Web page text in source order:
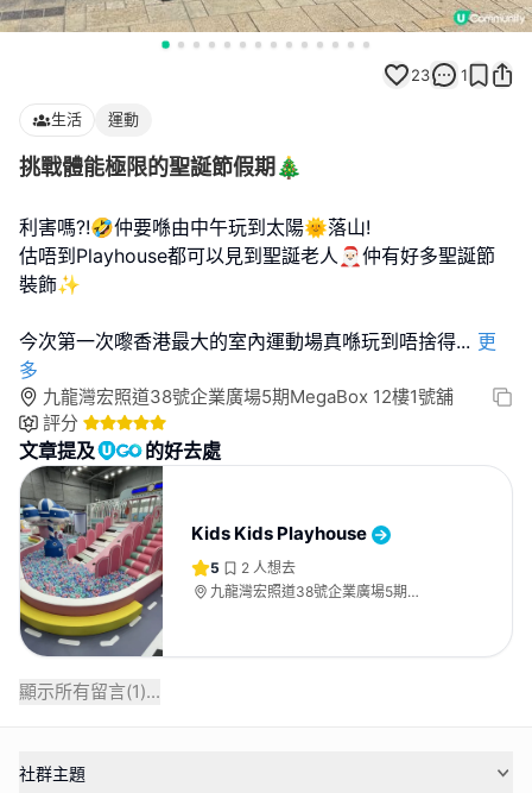
23 1
生活 運動
挑戰體能極限的聖誕節假期🎄
利害嗎?!🤣仲要喺由中午玩到太陽🌞落山!
估唔到Playhouse都可以見到聖誕老人🎅🏻仲有好多聖誕節
裝飾✨
今次第一次嚟香港最大的室內運動場真喺玩到唔捨得... 更
多
九龍灣宏照道38號企業廣場5期MegaBox 12樓1號舖
評分
文章提及 的好去處
Kids Kids Playhouse
5 2 人想去
九龍灣宏照道38號企業廣場5期
顯示所有留言(1)...
社群主題